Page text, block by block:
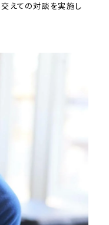
交えての対談を実施し